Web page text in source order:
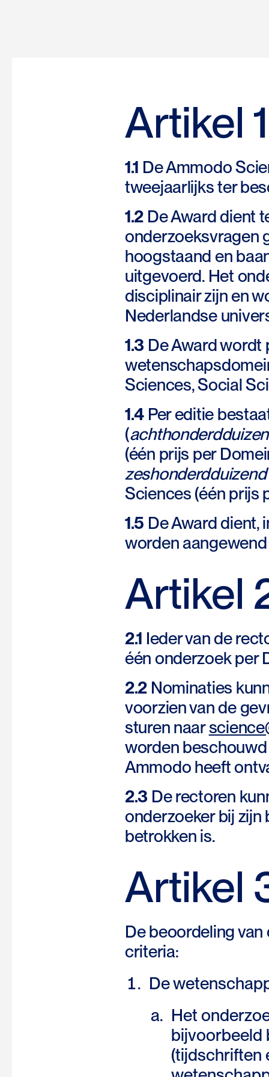
Artikel
1.1 De Ammodo
tweejaarlijks ter
1.2 De Award dient
onderzoeksvragen
hoogstaand en
uitgevoerd. Het
disciplinair zijn en
Nederlandse
1.3 De Award wordt
Sciences, Social
1.4 Per editie
(
(één prijs per
Sciences (één prijs
1.5 De Award dient,
worden
Artikel
2.1 Ieder van de
één onderzoek per
2.2 Nominaties
voorzien van de
sturen naar
worden
Ammodo heeft
2.3 De rectoren
onderzoeker bij zijn
betrokken is.
Artikel
De beoordeling
criteria:
De
Het
bijvoorbeeld
(tijdschriften